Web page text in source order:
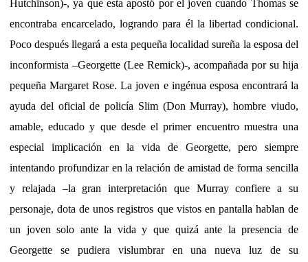
Hutchinson)-, ya que esta apostó por el joven cuando Thomas se
encontraba encarcelado, logrando para él la libertad condicional.
Poco después llegará a esta pequeña localidad sureña la esposa del
inconformista –Georgette (Lee Remick)-, acompañada por su hija
pequeña Margaret Rose. La joven e ingénua esposa encontrará la
ayuda del oficial de policía Slim (Don Murray), hombre viudo,
amable, educado y que desde el primer encuentro muestra una
especial implicación en la vida de Georgette, pero siempre
intentando profundizar en la relación de amistad de forma sencilla
y relajada –la gran interpretación que Murray confiere a su
personaje, dota de unos registros que vistos en pantalla hablan de
un joven solo ante la vida y que quizá ante la presencia de
Georgette se pudiera vislumbrar en una nueva luz de su